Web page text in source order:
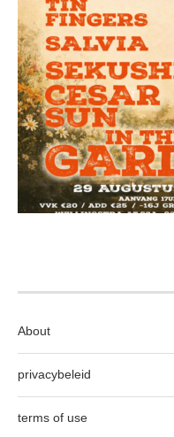
About
privacybeleid
terms of use